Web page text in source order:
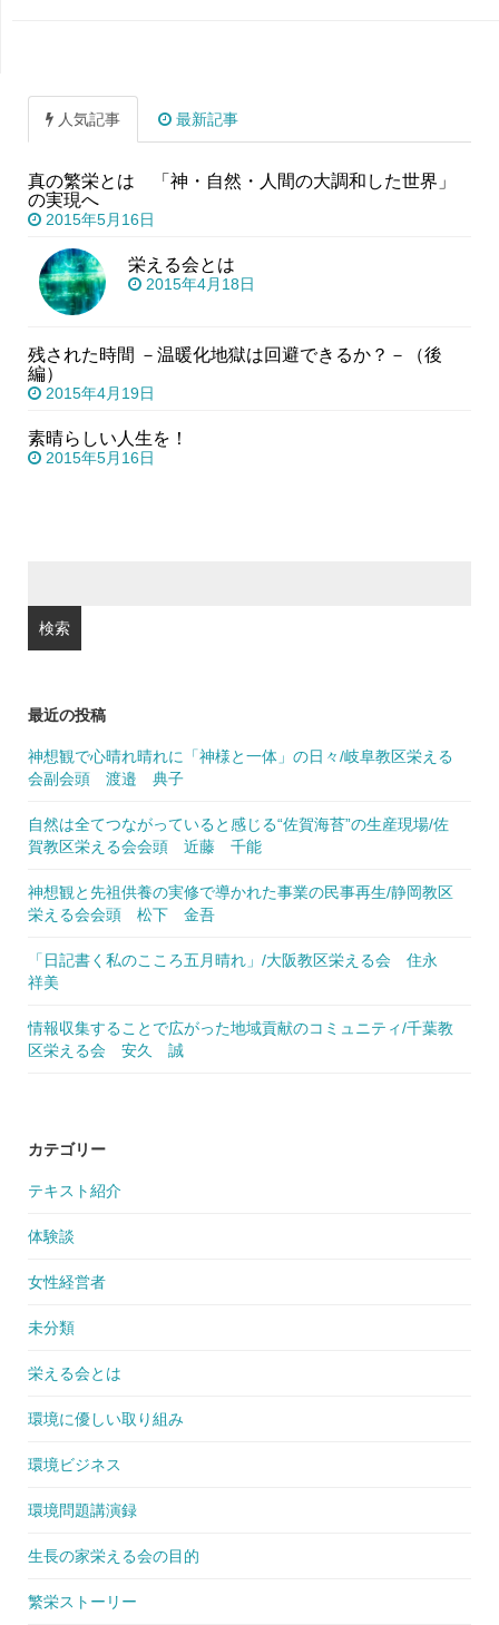
人気記事 最新記事
真の繁栄とは 「神・自然・人間の大調和した世界」
の実現へ
2015年5月16日
栄える会とは
2015年4月18日
残された時間 －温暖化地獄は回避できるか？－（後
編）
2015年4月19日
素晴らしい人生を！
2015年5月16日
最近の投稿
神想観で心晴れ晴れに「神様と一体」の日々/岐阜教区栄える
会副会頭 渡邉 典子
自然は全てつながっていると感じる“佐賀海苔”の生産現場/佐
賀教区栄える会会頭 近藤 千能
神想観と先祖供養の実修で導かれた事業の民事再生/静岡教区
栄える会会頭 松下 金吾
「日記書く私のこころ五月晴れ」/大阪教区栄える会 住永
祥美
情報収集することで広がった地域貢献のコミュニティ/千葉教
区栄える会 安久 誠
カテゴリー
テキスト紹介
体験談
女性経営者
未分類
栄える会とは
環境に優しい取り組み
環境ビジネス
環境問題講演録
生長の家栄える会の目的
繁栄ストーリー